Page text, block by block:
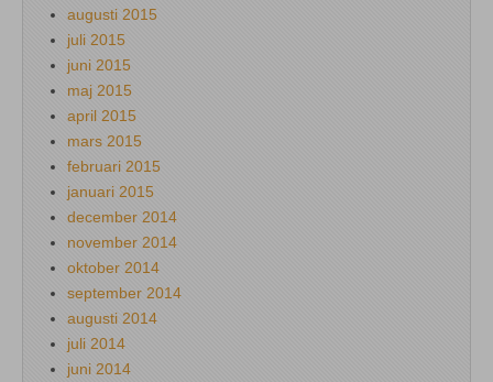
augusti 2015
juli 2015
juni 2015
maj 2015
april 2015
mars 2015
februari 2015
januari 2015
december 2014
november 2014
oktober 2014
september 2014
augusti 2014
juli 2014
juni 2014